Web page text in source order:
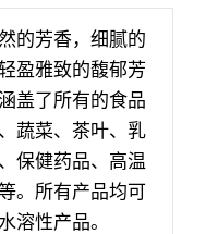
的芳香，细腻的
盈雅致的馥郁芳
盖了所有的食品
蔬菜、茶叶、乳
保健药品、高温
。所有产品均可
溶性产品。